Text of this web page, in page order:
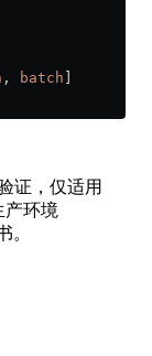
, batch
证，仅适用
产环境
。